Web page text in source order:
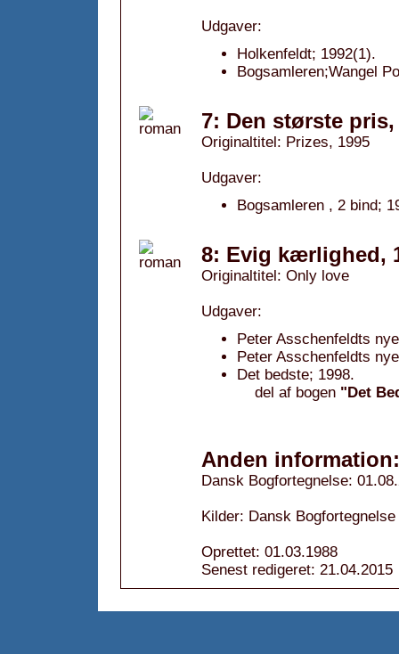
Udgaver:
Holkenfeldt; 1992(1).
Bogsamleren;Wangel
7: Den største pris,
Originaltitel: Prizes, 1995
Udgaver:
Bogsamleren , 2 bind;
8: Evig kærlighed,
Originaltitel: Only love
Udgaver:
Peter Asschenfeldts
Peter Asschenfeldts
Det bedste; 1998.
del af bogen "Det
Anden information:
Dansk Bogfortegnelse:
Kilder: Dansk
Oprettet: 01.03.1988
Senest redigeret: 21.04.2015